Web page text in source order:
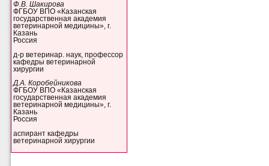
Ф.В. Шакирова
ФГБОУ ВПО «Казанская
государственная академия
ветеринарной медицины», г.
Казань
Россия
д-р ветеринар. наук, профессор
кафедры ветеринарной
хирургии
Д.А. Коробейникова
ФГБОУ ВПО «Казанская
государственная академия
ветеринарной медицины», г.
Казань
Россия
аспирант кафедры
ветеринарной хирургии